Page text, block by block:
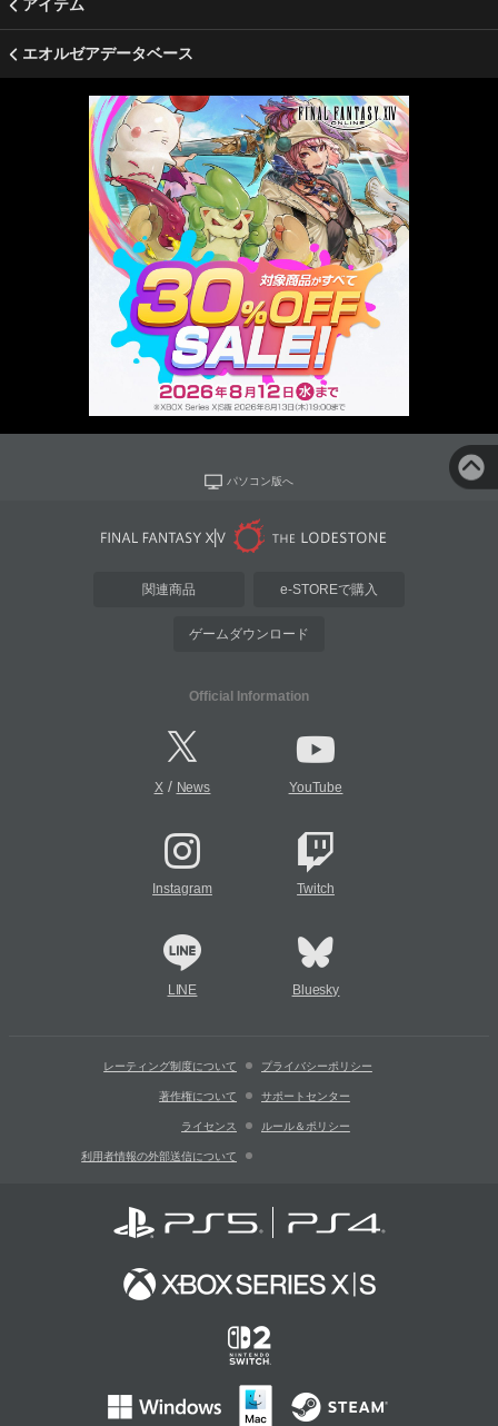
アイテム
エオルゼアデータベース
パソコン版へ
関連商品 e-STOREで購入
ゲームダウンロード
Official Information
X/ News YouTube
Instagram Twitch
LINE Bluesky
レーティング制度について プライバシーポリシー
著作権について サポートセンター
ライセンス ルール＆ポリシー
利用者情報の外部送信について